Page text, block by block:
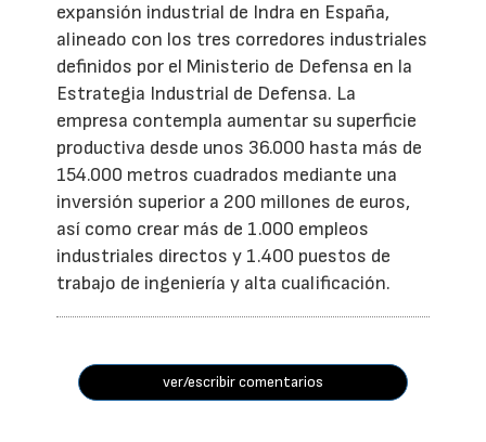
expansión industrial de Indra en España,
alineado con los tres corredores industriales
definidos por el Ministerio de Defensa en la
Estrategia Industrial de Defensa. La
empresa contempla aumentar su superficie
productiva desde unos 36.000 hasta más de
154.000 metros cuadrados mediante una
inversión superior a 200 millones de euros,
así como crear más de 1.000 empleos
industriales directos y 1.400 puestos de
trabajo de ingeniería y alta cualificación.
ver/escribir comentarios